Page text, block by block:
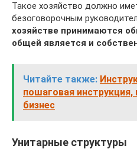
Такое хозяйство должно
безоговорочным
хозяйстве принимаются
общей является и
Читайте также:
пошаговая
бизнес
Унитарные структуры